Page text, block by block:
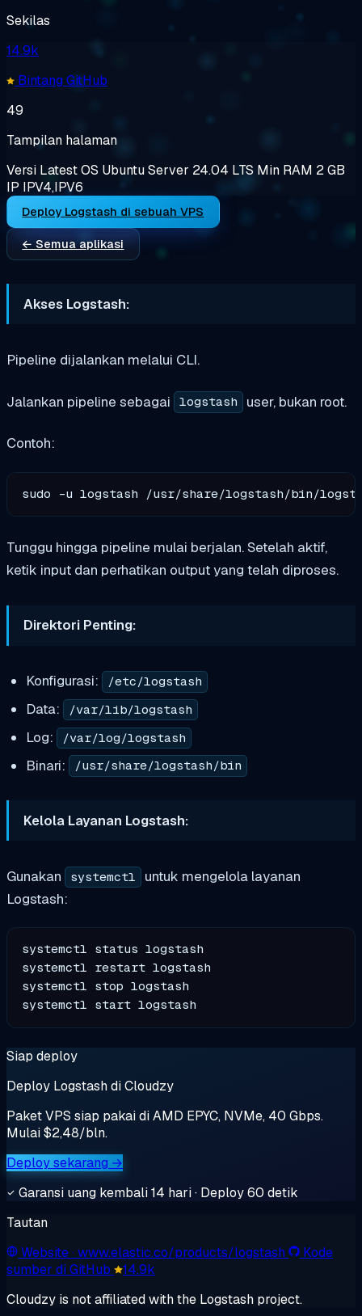
Sekilas
14.9k
Bintang GitHub
49
Tampilan halaman
Versi LatestOS Ubuntu Server 24.04 LTS Min RAM 2 GB
IP IPV4,IPV6
Deploy Logstash di sebuah VPS
← Semua aplikasi
Akses Logstash:
Pipeline dijalankan melalui CLI.
Jalankan pipeline sebagai logstash user, bukan root.
Contoh:
Tunggu hingga pipeline mulai berjalan. Setelah aktif,
ketik input dan perhatikan output yang telah diproses.
Direktori Penting:
Konfigurasi: /etc/logstash
Data: /var/lib/logstash
Log: /var/log/logstash
Binari: /usr/share/logstash/bin
Kelola Layanan Logstash:
Gunakan systemctl
untuk mengelola layanan
Logstash:
systemctl status logstash
systemctl restart logstash
systemctl stop logstash
Siap deploy
Deploy Logstash di Cloudzy
Paket VPS siap pakai di AMD EPYC, NVMe, 40 Gbps.
Mulai $2,48/bln.
Deploy sekarang →
Garansi uang kembali 14 hari · Deploy 60 detik
Tautan
Website· www.elastic.co/products/logstash
Kode
sumber di GitHub
14.9k
Cloudzy is not affiliated with the Logstash project.